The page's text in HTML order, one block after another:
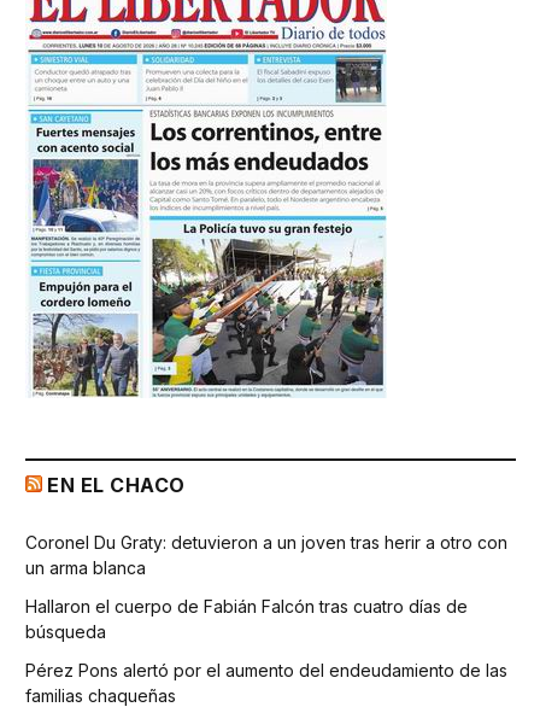
EN EL CHACO
Coronel Du Graty: detuvieron a un joven tras herir a otro con
un arma blanca
Hallaron el cuerpo de Fabián Falcón tras cuatro días de
búsqueda
Pérez Pons alertó por el aumento del endeudamiento de las
familias chaqueñas